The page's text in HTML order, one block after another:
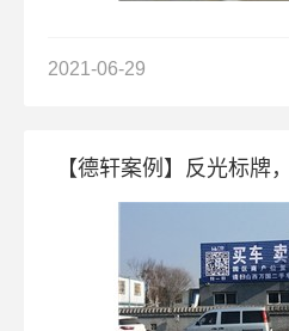
2021-06-29
【德轩案例】反光标